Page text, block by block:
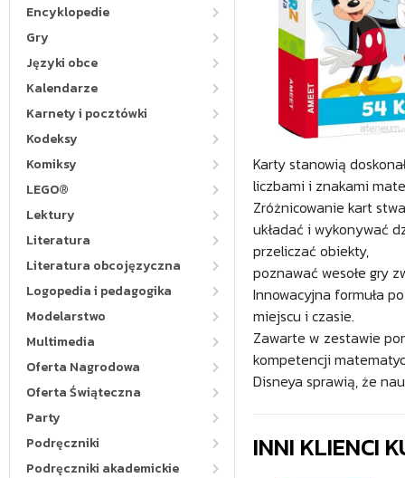
Encyklopedie
Gry
Języki obce
Kalendarze
Karnety i pocztówki
Kodeksy
Komiksy
LEGO®
Lektury
Literatura
Literatura obcojęzyczna
Logopedia i pedagogika
Modelarstwo
Multimedia
Oferta Nagrodowa
Oferta Świąteczna
Party
Podręczniki
Podręczniki akademickie
Karty stanowią
liczbami i znakami
Zróżnicowanie kart
układać i wykonywać
przeliczać obiekty,
poznawać wesołe gry
Innowacyjna formuła
miejscu i czasie.
Zawarte w zestawie
kompetencji
Disneya sprawią, że
INNI KLIENCI